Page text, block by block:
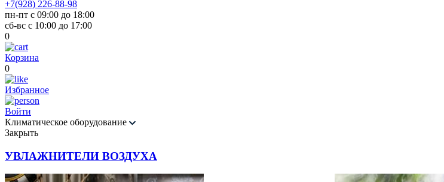
+7(928) 226-88-98
пн-пт с 09:00 до 18:00
сб-вс с 10:00 до 17:00
0
Корзина
0
Избранное
Войти
Климатическое оборудование
Закрыть
УВЛАЖНИТЕЛИ ВОЗДУХА